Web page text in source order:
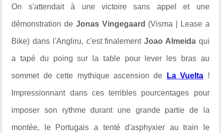
On s'attendait à une victoire sans appel et une
démonstration de Jonas Vingegaard (Visma | Lease a
Bike) dans l'Angliru, c'est finalementJoao Almeidaqui
a tapé du poing sur la table pour lever les bras au
sommet de cette mythique ascension de La Vuelta !
Impressionnant dans ces terribles pourcentages pour
imposer son rythme durant une grande partie de la
montée, le Portugais a tentéd'asphyxier au train le